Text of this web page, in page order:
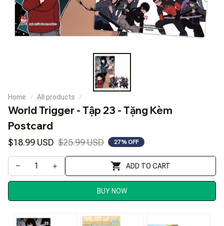
Home All products
World Trigger - Tập 23 - Tặng Kèm
Postcard
$18.99 USD $25.99 USD 27% OFF
ADD TO CART
BUY NOW